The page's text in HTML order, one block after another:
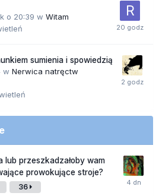
o 20:39 w Witam
sumienia i spowiedzią
w Nerwica natręctw
przeszkadzałoby wam
prowokujące stroje?
36